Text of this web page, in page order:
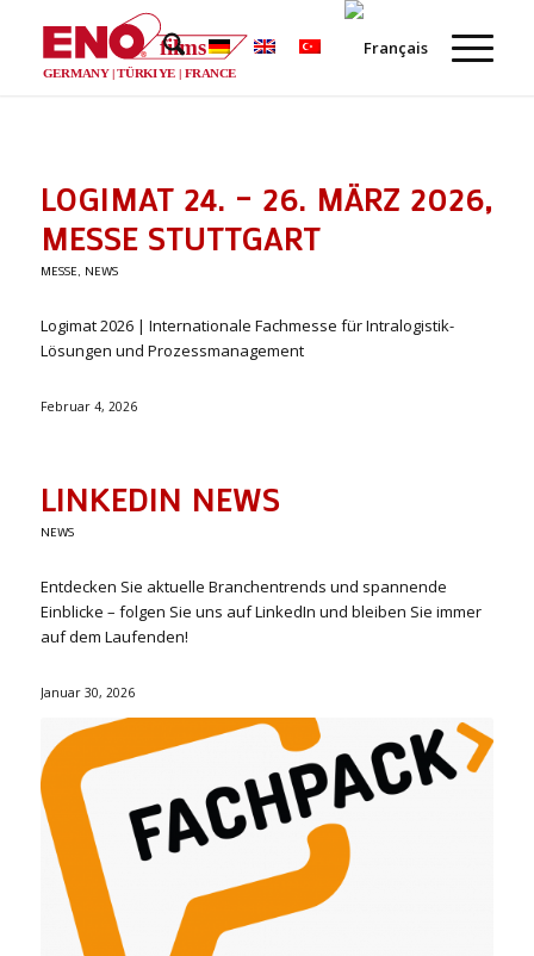
films
®
GERMANY | TÜRKIYE | FRANCE
LOGIMAT 24. – 26. MÄRZ 2026,
MESSE STUTTGART
MESSE, NEWS
Logimat 2026 | Internationale Fachmesse für Intralogistik-
Lösungen und Prozessmanagement
Februar 4, 2026
LINKEDIN NEWS
NEWS
Entdecken Sie aktuelle Branchentrends und spannende
Einblicke – folgen Sie uns auf LinkedIn und bleiben Sie immer
auf dem Laufenden!
Januar 30, 2026